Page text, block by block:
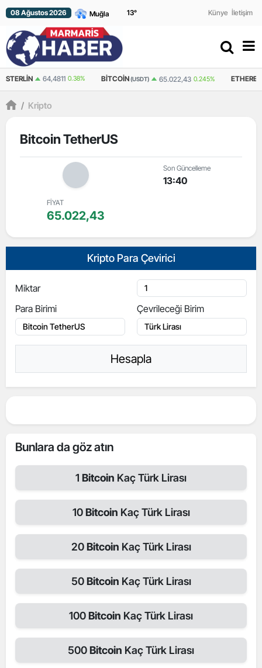
08 Ağustos 2026 13° Künye İletişim
64,4811 0.38% BITCOIN (USDT) 65.022,43 0.245% ETHEREUM(USDT)
/ Kripto
Bitcoin TetherUS
Son Güncelleme
13:40
FİYAT
65.022,43
Kripto Para Çevirici
Miktar
Para Birimi
Çevrileceği Birim
Hesapla
Bunlara da göz atın
1 Bitcoin Kaç Türk Lirası
10Bitcoin Kaç Türk Lirası
20Bitcoin Kaç Türk Lirası
50Bitcoin Kaç Türk Lirası
100Bitcoin Kaç Türk Lirası
500Bitcoin Kaç Türk Lirası